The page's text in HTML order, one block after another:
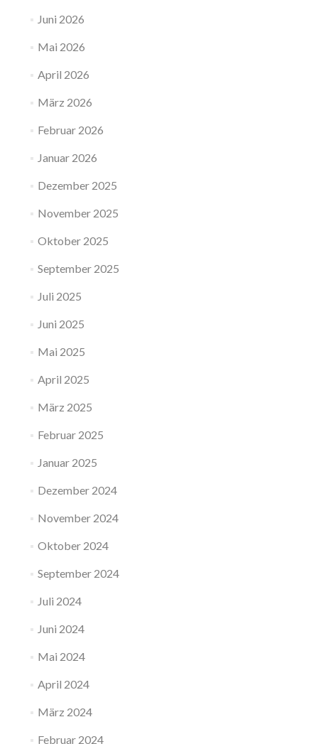
Juni 2026
Mai 2026
April 2026
März 2026
Februar 2026
Januar 2026
Dezember 2025
November 2025
Oktober 2025
September 2025
Juli 2025
Juni 2025
Mai 2025
April 2025
März 2025
Februar 2025
Januar 2025
Dezember 2024
November 2024
Oktober 2024
September 2024
Juli 2024
Juni 2024
Mai 2024
April 2024
März 2024
Februar 2024